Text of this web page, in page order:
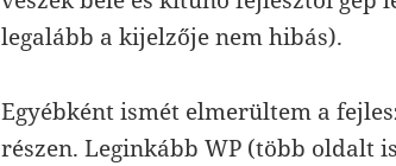
legalább a kijelzője nem hibás).
Egyébként ismét elmerültem a
részen. Leginkább WP (több oldalt